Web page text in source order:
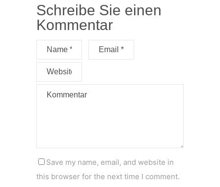
Schreibe Sie einen
Kommentar
Save my name, email, and website in
this browser for the next time I comment.